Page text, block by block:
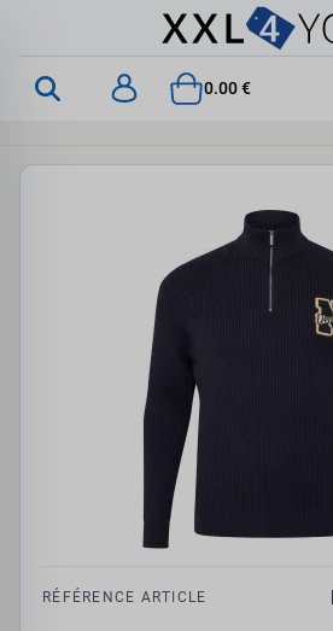
0.00 €
RÉFÉRENCE ARTICLE